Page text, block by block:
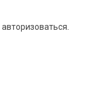
авторизоваться